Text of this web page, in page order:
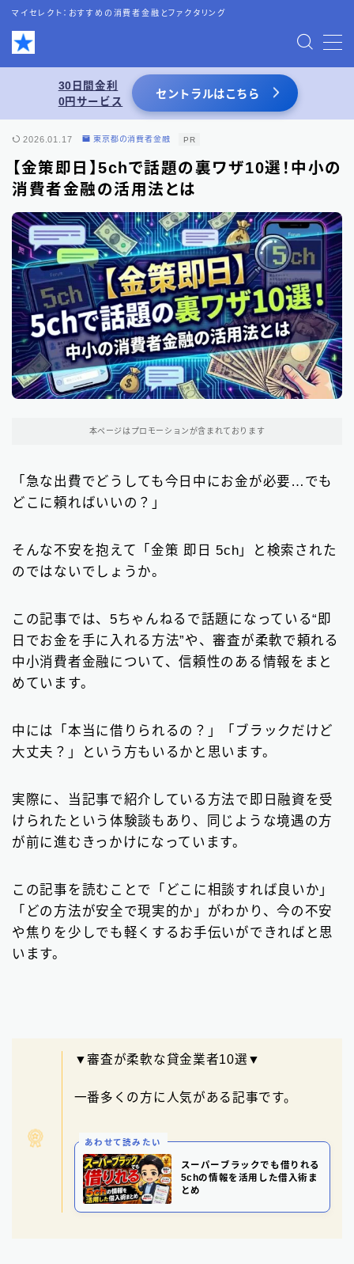
マイセレクト：おすすめの消費者金融とファクタリング
MENU
お問い合わせ
特定商取引法表記
運営者情報
あわせて読みたい
スーパーブラックでも借りれる5chの情報を
活用した借入術まとめ
東京都の消費者金融 31
大阪府の消費者金融 7
関東地方の消費者金融 12
近畿地方の消費者金融 28
中国地方・四国地方の消費者金融
九州地方の消費者金融 34
中小消費者金融で借りる
ファクタリング 75
後払い決済サービス 7
大手消費者金融で借りる 3
30日間金利
0円サービス
セントラルはこちら
2026.01.17 東京都の消費者金融 PR
【金策即日】5chで話題の裏ワザ10選！中小の
消費者金融の活用法とは
本ページはプロモーションが含まれております
「急な出費でどうしても今日中にお金が必要…でも
どこに頼ればいいの？」
そんな不安を抱えて「金策 即日 5ch」と検索された
のではないでしょうか。
この記事では、5ちゃんねるで話題になっている“即
日でお金を手に入れる方法”や、審査が柔軟で頼れる
中小消費者金融について、信頼性のある情報をまと
めています。
中には「本当に借りられるの？」「ブラックだけど
大丈夫？」という方もいるかと思います。
実際に、当記事で紹介している方法で即日融資を受
けられたという体験談もあり、同じような境遇の方
が前に進むきっかけになっています。
この記事を読むことで「どこに相談すれば良いか」
「どの方法が安全で現実的か」がわかり、今の不安
や焦りを少しでも軽くするお手伝いができればと思
います。
▼審査が柔軟な貸金業者10選▼
一番多くの方に人気がある記事です。
あわせて読みたい
スーパーブラックでも借りれる
5chの情報を活用した借入術ま
とめ